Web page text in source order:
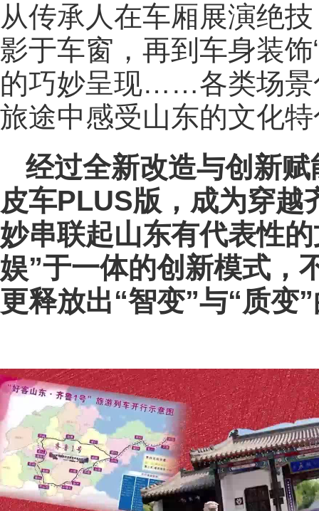
从传承人在车厢展演绝
影于车窗，再到车身装饰
的巧妙呈现……各类场景
旅途中感受山东的文化
经过全新改造与创新
皮车PLUS版，成为穿越
妙串联起山东有代表性
娱”于一体的创新模式，
更释放出“智变”与“质变